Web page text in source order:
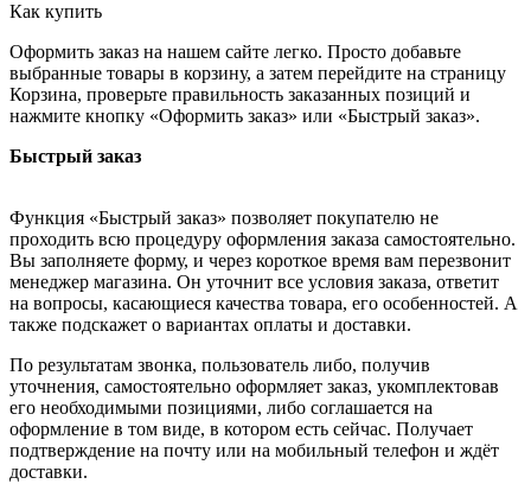
Как купить
Оформить заказ на нашем сайте легко. Просто добавьте
выбранные товары в корзину, а затем перейдите на страницу
Корзина, проверьте правильность заказанных позиций и
нажмите кнопку «Оформить заказ» или «Быстрый заказ».
Быстрый заказ
Функция «Быстрый заказ» позволяет покупателю не
проходить всю процедуру оформления заказа самостоятельно.
Вы заполняете форму, и через короткое время вам перезвонит
менеджер магазина. Он уточнит все условия заказа, ответит
на вопросы, касающиеся качества товара, его особенностей. А
также подскажет о вариантах оплаты и доставки.
По результатам звонка, пользователь либо, получив
уточнения, самостоятельно оформляет заказ, укомплектовав
его необходимыми позициями, либо соглашается на
оформление в том виде, в котором есть сейчас. Получает
подтверждение на почту или на мобильный телефон и ждёт
доставки.